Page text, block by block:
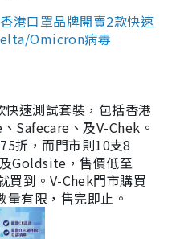
港口罩品牌開賣2款快速
Omicron病毒
速測試套裝，包括香港
Safecare、及V-Chek。
折，而門市則10支8
Goldsite，售價低至
買到。V-Chek門市購買
有限，售完即止。